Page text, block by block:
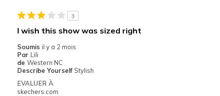
Feels true to size
View On Shoes
3
I wish this show was sized right
Soumis il y a 2 mois
Par Lili
de Western NC
Describe Yourself Stylish
EVALUER À
skechers.com